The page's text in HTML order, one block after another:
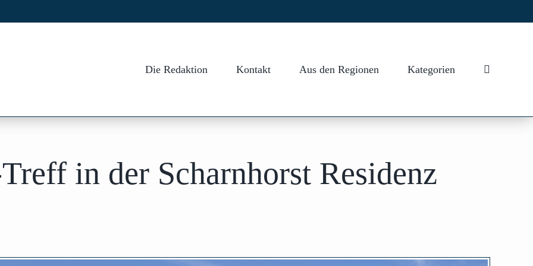
Die Redaktion Kontakt Aus den Regionen Kategorien
in der Scharnhorst Residenz